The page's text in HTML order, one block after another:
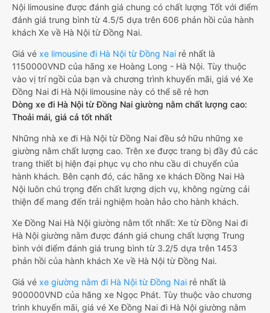
Nội limousine được đánh giá chung có chất lượng Tốt với điểm
đánh giá trung bình từ 4.5/5 dựa trên 606 phản hồi của hành
khách Xe về Hà Nội từ Đồng Nai.
Giá vé xe limousine đi Hà Nội từ Đồng Nai rẻ nhất là
1150000VND của hãng xe Hoàng Long - Hà Nội. Tùy thuộc
vào vị trí ngồi của bạn và chương trình khuyến mãi, giá vé Xe
Đồng Nai đi Hà Nội limousine này có thể sẽ rẻ hơn
Dòng xe đi Hà Nội từ Đồng Nai giường nằm chất lượng cao:
Thoải mái, giá cả tốt nhất
Những nhà xe đi Hà Nội từ Đồng Nai đều sở hữu những xe
giường nằm chất lượng cao. Trên xe được trang bị đầy đủ các
trang thiết bị hiện đại phục vụ cho nhu cầu di chuyển của
hành khách. Bên cạnh đó, các hãng xe khách Đồng Nai Hà
Nội luôn chú trọng đến chất lượng dịch vụ, không ngừng cải
thiện để mang đến trải nghiệm hoàn hảo cho hành khách.
Xe Đồng Nai Hà Nội giường nằm tốt nhất: Xe từ Đồng Nai đi
Hà Nội giường nằm được đánh giá chung chất lượng Trung
bình với điểm đánh giá trung bình từ 3.2/5 dựa trên 1453
phản hồi của hành khách Xe về Hà Nội từ Đồng Nai.
Giá vé xe giường nằm đi Hà Nội từ Đồng Nai rẻ nhất là
900000VND của hãng xe Ngọc Phát. Tùy thuộc vào chương
trình khuyến mãi, giá vé Xe Đồng Nai đi Hà Nội giường nằm